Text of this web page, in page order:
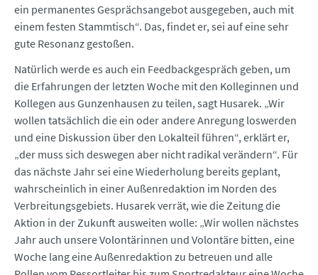
ein permanentes Gesprächsangebot ausgegeben, auch mit
einem festen Stammtisch“. Das, findet er, sei auf eine sehr
gute Resonanz gestoßen.
Natürlich werde es auch ein Feedbackgespräch geben, um
die Erfahrungen der letzten Woche mit den Kolleginnen und
Kollegen aus Gunzenhausen zu teilen, sagt Husarek. „Wir
wollen tatsächlich die ein oder andere Anregung loswerden
und eine Diskussion über den Lokalteil führen“, erklärt er,
„der muss sich deswegen aber nicht radikal verändern“. Für
das nächste Jahr sei eine Wiederholung bereits geplant,
wahrscheinlich in einer Außenredaktion im Norden des
Verbreitungsgebiets. Husarek verrät, wie die Zeitung die
Aktion in der Zukunft ausweiten wolle: „Wir wollen nächstes
Jahr auch unsere Volontärinnen und Volontäre bitten, eine
Woche lang eine Außenredaktion zu betreuen und alle